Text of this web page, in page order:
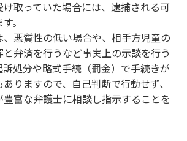
取っていた場合には、逮捕される可
。
、悪質性の低い場合や、相手方児童の
弁済を行うなど事実上の示談を行う
訴処分や略式手続（罰金）で手続きが
りますので、自己判断で行動せず、
富な弁護士に相談し指示することを